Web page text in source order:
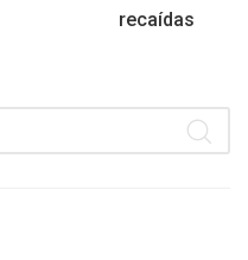
recaídas